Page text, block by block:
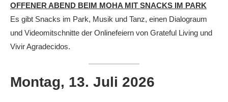
OFFENER ABEND BEIM MOHA MIT SNACKS IM PARK
Es gibt Snacks im Park, Musik und Tanz, einen Dialograum
und Videomitschnitte der Onlinefeiern von Grateful Living und
Vivir Agradecidos.
Montag, 13. Juli 2026